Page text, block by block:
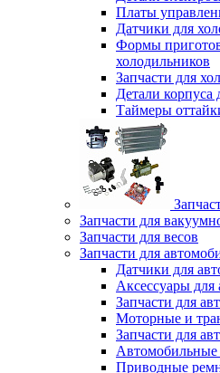
Платы
Датчики для
Формы
холодильников
Запчасти для
Детали корпуса
Таймеры
Запчасти для
Запчасти для весов
Запчасти для
Датчики для
Аксессуары для
Запчасти для
Моторные и
Запчасти для
Приводные